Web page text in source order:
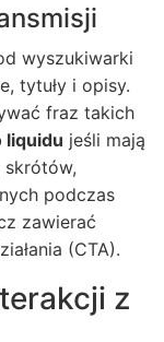
wyszukiwarki
tytuły i opisy.
fraz takich
liquidu jeśli mają
podczas
zawierać
(CTA).
z